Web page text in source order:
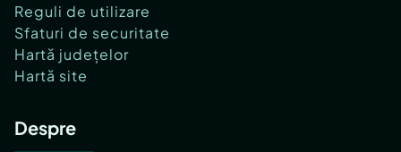
Reguli de utilizare
Sfaturi de securitate
Hartă județelor
Hartă site
Despre